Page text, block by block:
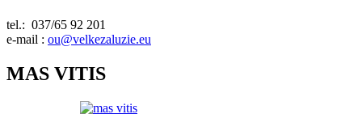
tel.: 037/65 92 201
e-mail : ou@velkezaluzie.eu
MAS VITIS